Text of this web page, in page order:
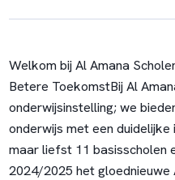
Welkom bij Al Amana
Betere ToekomstBij Al
onderwijsinstelling; we
onderwijs met een
maar liefst 11 basisscholen
2024/2025 het gloednieuwe